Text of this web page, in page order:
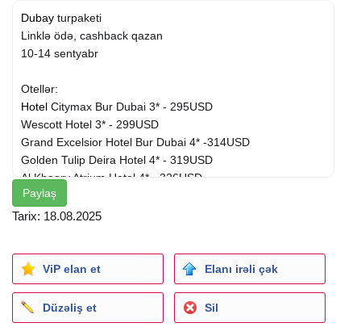
Dubay turpaketi
Linklə ödə, cashback qazan
10-14 sentyabr
Otellər:
Hotel Citymax Bur Dubai 3* - 295USD
Wescott Hotel 3* - 299USD
Grand Excelsior Hotel Bur Dubai 4* -314USD
Golden Tulip Deira Hotel 4* - 319USD
Al Khoory Atrium Hotel 4* - 326USD
Knight Castle Hotel 5* - 334USD
Mövenpick Hotel Jumeirah Village 5* - 340USD
Aviabilet (Gediş-dönüş)
Transfer
Oteldə gecələmə
Baqaj 3kq əl yuku
Paylaş
Tarix: 18.08.2025
ViP elan et Elanı irəli çək
Düzəliş et Sil